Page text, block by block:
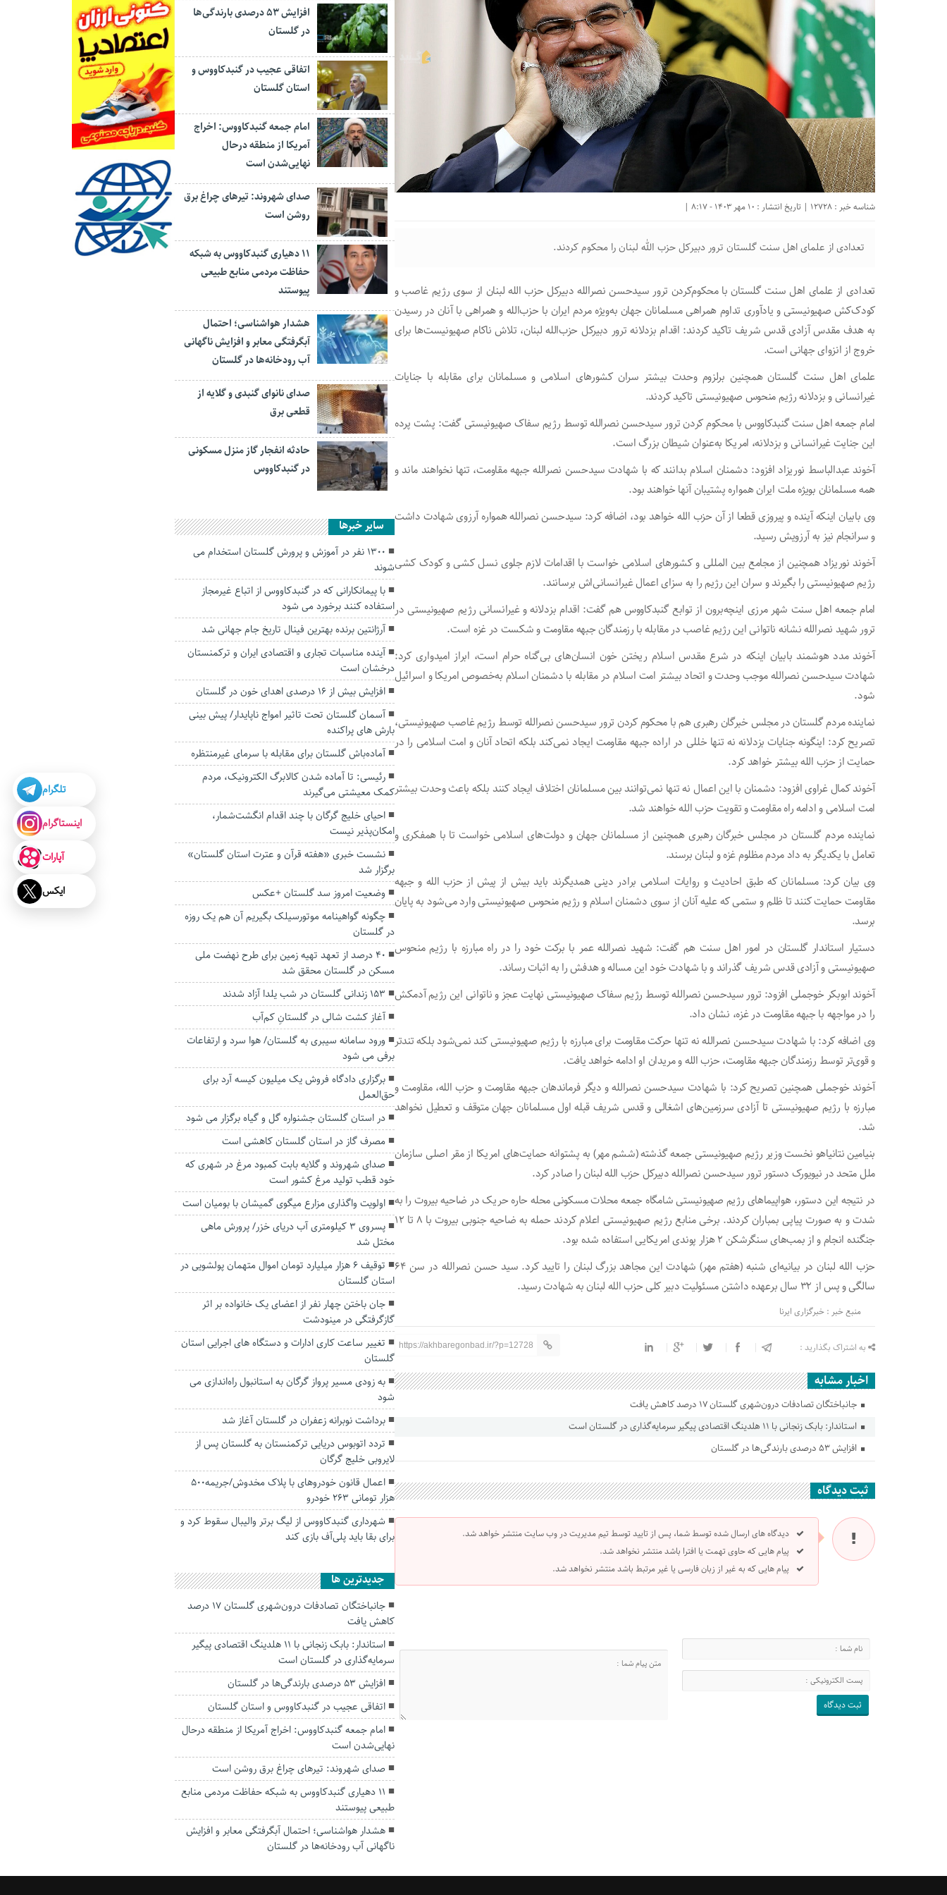
شناسه خبر : 12728 | تاریخ انتشار : 10 مهر 1403 - 8:17 |
تعدادی از علمای اهل سنت گلستان ترور دبیرکل حزب الله لبنان را محکوم کردند.
تعدادی از علمای اهل سنت گلستان با محکوم‌کردن ترور سیدحسن نصرالله دبیرکل حزب الله لبنان از سوی رژیم غاصب و
کودک‌کش صهیونیستی و یادآوری تداوم همراهی مسلمانان جهان به‌ویژه مردم ایران با حزب‌الله و همراهی با آنان در رسیدن
به هدف مقدس آزادی قدس شریف تاکید کردند: اقدام بزدلانه ترور دبیرکل حزب‌الله لبنان، تلاش ناکام صهیونیست‌ها برای
خروج از انزوای جهانی است.
علمای اهل سنت گلستان همچنین برلزوم وحدت بیشتر سران کشور‌های اسلامی و مسلمانان برای مقابله با جنایات
غیرانسانی و بزدلانه رژیم منحوس صهیونیستی تاکید کردند.
امام جمعه اهل سنت گنبدکاووس با محکوم کردن ترور سیدحسن نصرالله توسط رژیم سفاک صهیونیستی گفت: پشت پرده
این جنایت غیرانسانی و بزدلانه، امریکا به‌عنوان شیطان بزرگ است.
آخوند عبدالباسط نوریزاد افزود: دشمنان اسلام بدانند که با شهادت سیدحسن نصرالله جبهه مقاومت، تنها نخواهند ماند و
همه مسلمانان بویژه ملت ایران همواره پشتیبان آنها خواهند بود.
وی بابیان اینکه آینده و پیروزی قطعا از آن حزب الله خواهد بود، اضافه کرد: سیدحسن نصرالله همواره آرزوی شهادت داشت
و سرانجام نیز به آرزویش رسید.
آخوند نوریزاد همچنین از مجامع بین المللی و کشور‌های اسلامی خواست با اقدامات لازم جلوی نسل کشی و کودک کشی
رژیم صهیونیستی را بگیرند و سران این رژیم را به سزای اعمال غیرانسانی‌اش برسانند.
امام جمعه اهل سنت شهر مرزی اینچه‌برون از توابع گنبدکاووس هم گفت: اقدام بزدلانه و غیرانسانی رژیم صهیونیستی در
ترور شهید نصرالله نشانه ناتوانی این رژیم غاصب در مقابله با رزمندگان جبهه مقاومت و شکست در غزه است.
آخوند مدد هوشمند بابیان اینکه در شرع مقدس اسلام ریختن خون انسان‌های بی‌گناه حرام است، ابراز امیدواری کرد:
شهادت سیدحسن نصرالله موجب وحدت و اتحاد بیشتر امت اسلام در مقابله با دشمنان اسلام به‌خصوص امریکا و اسرائیل
شود.
نماینده مردم گلستان در مجلس خبرگان رهبری هم با محکوم کردن ترور سیدحسن نصرالله توسط رژیم غاصب صهیونیستی،
تصریح کرد: اینگونه جنایات بزدلانه نه تنها خللی در اراده جبهه مقاومت ایجاد نمی‌کند بلکه اتحاد آنان و امت اسلامی را در
حمایت از حزب الله بیشتر خواهد کرد.
آخوند کمال غراوی افزود: دشمنان با این اعمال نه تنها نمی‌توانند بین مسلمانان اختلاف ایجاد کنند بلکه باعث وحدت بیشتر
امت اسلامی و ادامه راه مقاومت و تقویت حزب الله خواهند شد.
نماینده مردم گلستان در مجلس خبرگان رهبری همچنین از مسلمانان جهان و دولت‌های اسلامی خواست تا با همفکری و
تعامل با یکدیگر به داد مردم مظلوم غزه و لبنان برسند.
وی بیان کرد: مسلمانان که طبق احادیث و روایات اسلامی برادر دینی همدیگرند باید بیش از پیش از حزب الله و جبهه
مقاومت حمایت کنند تا ظلم و ستمی که علیه آنان از سوی دشمنان اسلام و رژیم منحوس صهیونیستی وارد می‌شود به پایان
برسد.
دستیار استاندار گلستان در امور اهل سنت هم گفت: شهید نصرالله عمر با برکت خود را در راه مبارزه با رژیم منحوس
صهیونیستی و آزادی قدس شریف گذراند و با شهادت خود این مساله و هدفش را به اثبات رساند.
آخوند ابوبکر خوجملی افزود: ترور سیدحسن نصرالله توسط رژیم سفاک صهیونیستی نهایت عجز و ناتوانی این رژیم آدمکش
را در مواجهه با جبهه مقاومت در غزه، نشان داد.
وی اضافه کرد: با شهادت سیدحسن نصرالله نه تنها حرکت مقاومت برای مبارزه با رژیم صهیونیستی کند نمی‌شود بلکه تندتر
و قوی‌تر توسط رزمندگان جبهه مقاومت، حزب الله و مریدان او ادامه خواهد یافت.
آخوند خوجملی همچنین تصریح کرد: با شهادت سیدحسن نصرالله و دیگر فرماندهان جبهه مقاومت و حزب الله، مقاومت و
مبارزه با رژیم صهیونیستی تا آزادی سرزمین‌های اشغالی و قدس شریف قبله اول مسلمانان جهان متوقف و تعطیل نخواهد
شد.
بنیامین نتانیاهو نخست وزیر رژیم صهیونیستی جمعه گذشته (ششم مهر) به پشتوانه حمایت‌های امریکا از مقر اصلی سازمان
ملل متحد در نیویورک دستور ترور سیدحسن نصرالله دبیرکل حزب الله لبنان را صادر کرد.
در نتیجه این دستور، هواپیما‌های رژیم صهیونیستی شامگاه جمعه محلات مسکونی محله حاره حریک در ضاحیه بیروت را به
شدت و به صورت پیاپی بمباران کردند. برخی منابع رژیم صهیونیستی اعلام کردند حمله به ضاحیه جنوبی بیروت با ۸ تا ۱۲
جنگنده انجام و از بمب‌های سنگرشکن ۲ هزار پوندی امریکایی استفاده شده بود.
حزب الله لبنان در بیانیه‌ای شنبه (هفتم مهر) شهادت این مجاهد بزرگ لبنان را تایید کرد. سید حسن نصرالله در سن ۶۴
سالگی و پس از ۳۲ سال برعهده داشتن مسئولیت دبیر کلی حزب الله لبنان به شهادت رسید.
منبع خبر : خبرگزاری ایرنا
به اشتراک بگذارید : https://akhbaregonbad.ir/?p=12728
اخبار مشابه
جانباختگان تصادفات درون‌شهری گلستان ۱۷ درصد کاهش یافت
استاندار: بابک زنجانی با ۱۱ هلدینگ اقتصادی پیگیر سرمایه‌گذاری در گلستان است
افزایش ۵۳ درصدی بارندگی‌ها در گلستان
ثبت دیدگاه
دیدگاه های ارسال شده توسط شما، پس از تایید توسط تیم مدیریت در وب سایت منتشر خواهد شد.
پیام هایی که حاوی تهمت یا افترا باشد منتشر نخواهد شد.
پیام هایی که به غیر از زبان فارسی یا غیر مرتبط باشد منتشر نخواهد شد.
افزایش ۵۳ درصدی بارندگی‌ها
در گلستان
اتفاقی عجیب در‌ گنبدکاووس و
استان گلستان
امام جمعه گنبدکاووس: اخراج
آمریکا از منطقه درحال
نهایی‌شدن است
صدای شهروند: تیرهای چراغ برق
روشن است
۱۱ دهیاری گنبدکاووس به شبکه
حفاظت مردمی منابع طبیعی
پیوستند
هشدار هواشناسی؛ احتمال
آبگرفتگی معابر و افزایش ناگهانی
آب رودخانه‌ها در گلستان
صدای نانوای گنبدی و گلایه از
قطعی برق
حادثه انفجار گاز منزل مسکونی
در گنبدکاووس
سایر خبرها
۱۳۰۰ نفر در آموزش و پرورش گلستان استخدام می
شوند
با پیمانکارانی که در گنبدکاووس از اتباع غیرمجاز
استفاده کنند برخورد می شود
آرژانتین برنده بهترین فینال تاریخ جام جهانی شد
آینده مناسبات تجاری و اقتصادی ایران و ترکمنستان
درخشان است
افزایش بیش از ۱۶ درصدی اهدای خون در گلستان
آسمان گلستان تحت تاثیر امواج ناپایدار/ پیش بینی
بارش های پراکنده
آماده‌باش گلستان برای مقابله با سرمای غیرمنتظره
رئیسی: تا آماده شدن کالابرگ الکترونیک، مردم
کمک معیشتی می‌گیرند
احیای خلیج گرگان با چند اقدام انگشت‌شمار،
امکان‌پذیر نیست
نشست خبری «هفته قرآن و عترت استان گلستان»
برگزار شد
وضعیت امروز سد گلستان +عکس
چگونه گواهینامه موتورسیلک بگیریم آن هم یک روزه
در گلستان
۴۰ درصد از تعهد تهیه زمین برای طرح نهضت ملی
مسکن در گلستان محقق شد
۱۵۳ زندانی گلستان در شب یلدا آزاد شدند
آغاز کشت شالی در گلستانِ کم‌آب
ورود سامانه سیبری به گلستان/ هوا سرد و ارتفاعات
برفی می شود
برگزاری دادگاه فروش یک میلیون کیسه آرد برای
حق‌العمل‌
در استان گلستان جشنواره گل‌ و‌ گیاه برگزار می شود
مصرف گاز در استان گلستان کاهشی است
صدای شهروند و گلایه بابت کمبود مرغ در شهری که
خود قطب تولید مرغ کشور است
اولویت واگذاری مزارع میگوی گمیشان با بومیان است
پسروی ۳ کیلومتری آب دریای خزر/ پرورش ماهی
مختل شد
توقیف ۶ هزار میلیارد تومان اموال متهمان پولشویی در
استان گلستان
جان باختن چهار نفر از اعضای یک خانواده بر اثر
گازگرفتگی در مینودشت
تغییر ساعت کاری ادارات و دستگاه های اجرایی استان
گلستان
به زودی مسیر پرواز گرگان به استانبول راه‌اندازی می
شود
برداشت نوبرانه زعفران در گلستان آغاز شد
تردد اتوبوس دریایی ترکمنستان به گلستان پس از
لایروبی خلیج گرگان
اعمال قانون خودروهای با پلاک مخدوش/جریمه۵۰۰
هزار تومانی ۲۶۳ خودرو
شهرداری گنبدکاووس از لیگ برتر والیبال سقوط کرد و
برای بقا باید پلی‌آف بازی کند
جديدترين ها
جانباختگان تصادفات درون‌شهری گلستان ۱۷ درصد
کاهش یافت
استاندار: بابک زنجانی با ۱۱ هلدینگ اقتصادی پیگیر
سرمایه‌گذاری در گلستان است
افزایش ۵۳ درصدی بارندگی‌ها در گلستان
اتفاقی عجیب در‌ گنبدکاووس و استان گلستان
امام جمعه گنبدکاووس: اخراج آمریکا از منطقه درحال
نهایی‌شدن است
صدای شهروند: تیرهای چراغ برق روشن است
۱۱ دهیاری گنبدکاووس به شبکه حفاظت مردمی منابع
طبیعی پیوستند
هشدار هواشناسی؛ احتمال آبگرفتگی معابر و افزایش
ناگهانی آب رودخانه‌ها در گلستان
تلگرام
اینستاگرام
آپارات
ایکس